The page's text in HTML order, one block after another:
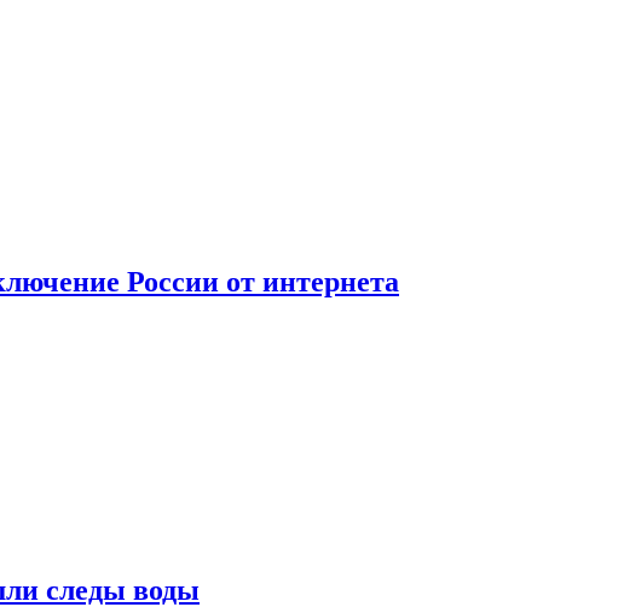
России от интернета
следы воды